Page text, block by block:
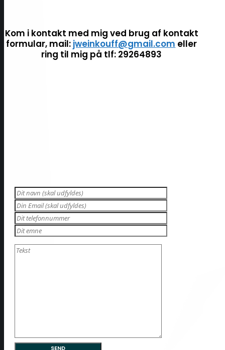
Kom i kontakt med mig ved brug af kontakt
formular, mail: jweinkouff@gmail.com eller
ring til mig på tlf: 29264893